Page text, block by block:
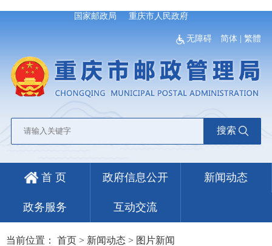
国家邮政局 重庆市人民政府
无障碍 简体 |繁體
搜索
首 页 政府信息公开 新闻动态
政务服务 互动交流
当前位置： 首页 > 新闻动态 > 图片新闻